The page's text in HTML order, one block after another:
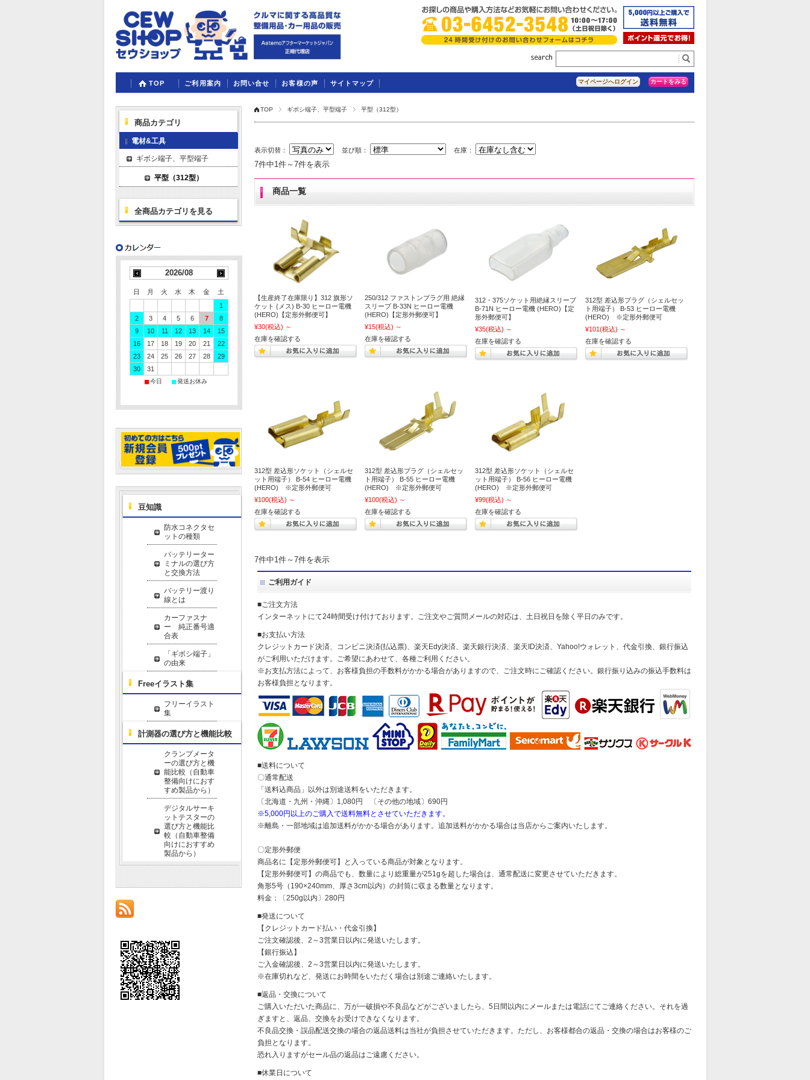
マイページへログイン カートをみる
TOP ご利用案内 お問い合せ お客様の声 サイトマップ
TOP ギボシ端子、平型端子 平型（312型）
表示切替： 並び順： 在庫：
7件中1件～7件を表示
商品一覧
【生産終了在庫限り】312 旗形ソ
ケット (メス) B-30 ヒーロー電機
(HERO)【定形外郵便可】
¥30(税込) ～
在庫を確認する
250/312 ファストンプラグ用 絶縁
スリーブ B-33N ヒーロー電機
(HERO)【定形外郵便可】
¥15(税込) ～
在庫を確認する
312・375ソケット用絶縁スリーブ
B-71N ヒーロー電機 (HERO)【定
形外郵便可】
¥35(税込) ～
在庫を確認する
312型 差込形プラグ（シェルセッ
ト用端子） B-53 ヒーロー電機
(HERO) ※定形外郵便可
¥101(税込) ～
在庫を確認する
312型 差込形ソケット（シェルセ
ット用端子） B-54 ヒーロー電機
(HERO) ※定形外郵便可
¥100(税込) ～
在庫を確認する
312型 差込形プラグ（シェルセッ
ト用端子） B-55 ヒーロー電機
(HERO) ※定形外郵便可
¥100(税込) ～
在庫を確認する
312型 差込形ソケット（シェルセ
ット用端子） B-56 ヒーロー電機
(HERO) ※定形外郵便可
¥99(税込) ～
在庫を確認する
7件中1件～7件を表示
ご利用ガイド
■ご注文方法
インターネットにて24時間受け付けております。ご注文やご質問メールの対応は、土日祝日を除く平日のみです。
■お支払い方法
クレジットカード決済、コンビニ決済(払込票)、楽天Edy決済、楽天銀行決済、楽天ID決済、Yahoo!ウォレット、代金引換、銀行振込
がご利用いただけます。ご希望にあわせて、各種ご利用ください。
※お支払方法によって、お客様負担の手数料がかかる場合がありますので、ご注文時にご確認ください。銀行振り込みの振込手数料は
お客様負担となります。
■送料について
〇通常配送
「送料込商品」以外は別途送料をいただきます。
〔北海道・九州・沖縄〕1,080円 〔その他の地域〕690円
※5,000円以上のご購入で送料無料とさせていただきます。
※離島・一部地域は追加送料がかかる場合があります。追加送料がかかる場合は当店からご案内いたします。
〇定形外郵便
商品名に【定形外郵便可】と入っている商品が対象となります。
【定形外郵便可】の商品でも、数量により総重量が251gを超した場合は、通常配送に変更させていただきます。
角形5号（190×240mm、厚さ3cm以内）の封筒に収まる数量となります。
料金：〔250g以内〕280円
■発送について
【クレジットカード払い・代金引換】
ご注文確認後、2～3営業日以内に発送いたします。
【銀行振込】
ご入金確認後、2～3営業日以内に発送いたします。
※在庫切れなど、発送にお時間をいただく場合は別途ご連絡いたします。
■返品・交換について
ご購入いただいた商品に、万が一破損や不良品などがございましたら、5日間以内にメールまたは電話にてご連絡ください。それを過
ぎますと、返品、交換をお受けできなくなります。
不良品交換・誤品配送交換の場合の返品送料は当社が負担させていただきます。ただし、お客様都合の返品・交換の場合はお客様のご
負担となります。
恐れ入りますがセール品の返品はご遠慮ください。
■休業日について
商品カテゴリ
電材&工具
ギボシ端子、平型端子
平型（312型）
全商品カテゴリを見る
2026/08
日 月 火 水 木 金
土
1
2
3 4 5 6 7
8
9
10 11 12 13 14
15
16
17 18 19 20 21
22
23
24 25 26 27 28
29
30
31
■今日 ■発送お休み
豆知識
防水コネクタセ
ットの種類
バッテリーター
ミナルの選び方
と交換方法
バッテリー渡り
線とは
カーファスナ
ー 純正番号適
合表
「ギボシ端子」
の由来
Freeイラスト集
フリーイラスト
集
計測器の選び方と機能比較
クランプメータ
ーの選び方と機
能比較（自動車
整備向けにおす
すめ製品から）
デジタルサーキ
ットテスターの
選び方と機能比
較（自動車整備
向けにおすすめ
製品から）